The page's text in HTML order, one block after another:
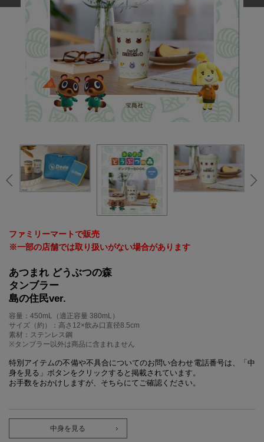
ファミリーマートで販売
※一部の店舗では取り扱いがない場合があります
あつまれ どうぶつの森
タンブラー
島の住民ver.
容量：450mL（適正容量 380mL）
サイズ（約）：高さ12×飲み口直径8.5cm
素材：ステンレス鋼
※タンブラー以外は商品に含まれません
特別アイテムの不備や不具合についてのお問い合わせ電話番号は、「中
身を見る」ボタンをクリックすると掲載されています。
お手数をおかけしますが、そちらにてご確認ください。
中身を見る